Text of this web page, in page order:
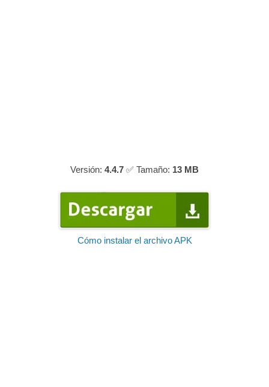
Versión: 4.4.7 ✅ Tamaño: 13 MB
Cómo instalar el archivo APK